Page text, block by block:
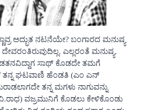
ಅದ್ಭುತ ನಟನೆಯೇ? ಬಂಗಾರದ ಮನುಷ್ಯ
ಎಲ್ಲರಂತೆ ಮನುಷ್ಯ.
ಸಾಥ್‌ ಕೊಡದೇ ತಮಗೆ
ತನ್ನ ಘಟವಾಣಿ ಹೆಂಡತಿ (ಎಂ ಎನ್‌
ತನ್ನ ಮಗಳು ನಾಗುವನ್ನು
ವಜ್ರಮುನಿಗೆ ಕೊಡಲು ಕೇಳಿಕೊಂಡು